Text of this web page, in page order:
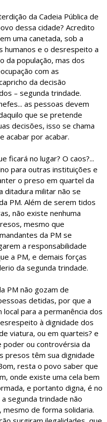
da Cadeia Pública de
dessa cidade? Acredito
uma canetada, sob a
humanos e o desrespeito a
da população, mas dos
com as
da decisão
– segunda trindade.
as pessoas devem
que se pretende
decisões, isso se chama
acabar por acabar.
ficará no lugar? O caos?...
para outras instituições e
o preso em quartel da
ditadura militar não se
PM. Além de serem tidos
não existe nenhuma
mesmo que
da PM se
a responsabilidade
a PM, e demais forças
da segunda trindade.
PM não gozam de
detidas, por que a
para a permanência dos
à dignidade dos
viatura, ou em quarteis? e
poder ou controvérsia da
presos têm sua dignidade
resta o povo saber que
onde existe uma cela bem
e portanto digna, é no
segunda trindade não
de forma solidaria.